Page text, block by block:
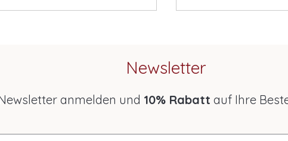
Newsletter
anmelden und 10% Rabatt auf Ihre